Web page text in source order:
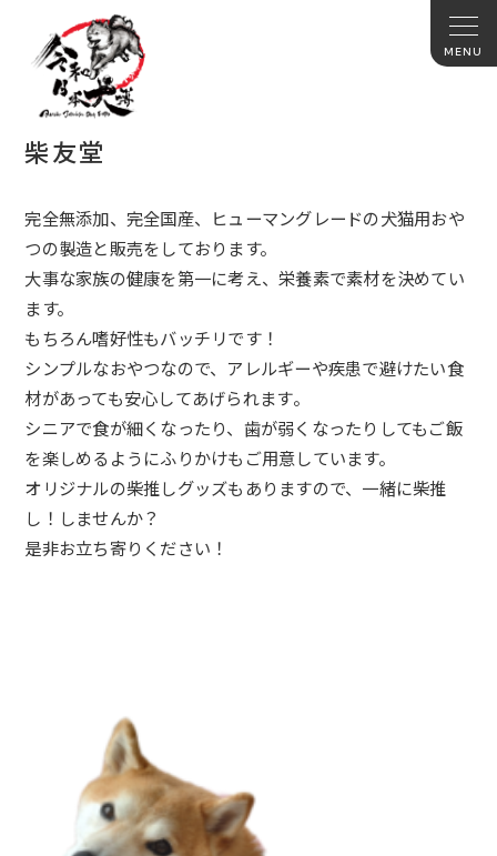
柴友堂
完全無添加、完全国産、
ヒューマングレードの犬猫用おや
つの製造と販売をしております。
大事な家族の健康を第一に考え、栄養素で素材を決めてい
ます。
もちろん嗜好性もバッチリです！
シンプルなおやつなので、 アレルギーや疾患で避けたい食
材があっても安心してあげられます。
シニアで食が細くなったり、 歯が弱くなったりしてもご飯
を楽しめるようにふりかけもご用意しています。
オリジナルの柴推しグッズもありますので、一緒に柴推
し！ しませんか？
是非お立ち寄りください！